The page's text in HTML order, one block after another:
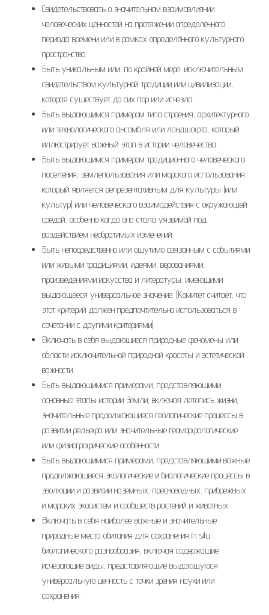
Свидетельствовать о значительном взаимовлиянии
человеческих ценностей на протяжении определённого
периода времени или в рамках определённого культурного
пространства.
Быть уникальным или, по крайней мере, исключительным
свидетельством культурной традиции или цивилизации,
которая существует до сих пор или исчезла.
Быть выдающимся примером типа строения, архитектурного
или технологического ансамбля или ландшафта, который
иллюстрирует важный этап в истории человечества.
Быть выдающимся примером традиционного человеческого
поселения, землепользования или морского использования,
который является репрезентативным для культуры (или
культур) или человеческого взаимодействия с окружающей
средой, особенно когда она стала уязвимой под
воздействием необратимых изменений.
Быть непосредственно или ощутимо связанным с событиями
или живыми традициями, идеями, верованиями,
произведениями искусства и литературы, имеющими
выдающееся универсальное значение. (Комитет считает, что
этот критерий должен предпочтительно использоваться в
сочетании с другими критериями).
Включать в себя выдающиеся природные феномены или
области исключительной природной красоты и эстетической
важности.
Быть выдающимися примерами, представляющими
основные этапы истории Земли, включая летопись жизни,
значительные продолжающиеся геологические процессы в
развитии рельефа или значительные геоморфологические
или физиографические особенности.
Быть выдающимися примерами, представляющими важные
продолжающиеся экологические и биологические процессы в
эволюции и развитии наземных, пресноводных, прибрежных
и морских экосистем и сообществ растений и животных.
Включать в себя наиболее важные и значительные
природные места обитания для сохранения in situ
биологического разнообразия, включая содержащие
исчезающие виды, представляющие выдающуюся
универсальную ценность с точки зрения науки или
сохранения.